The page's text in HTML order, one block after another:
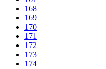
168
169
170
171
172
173
174